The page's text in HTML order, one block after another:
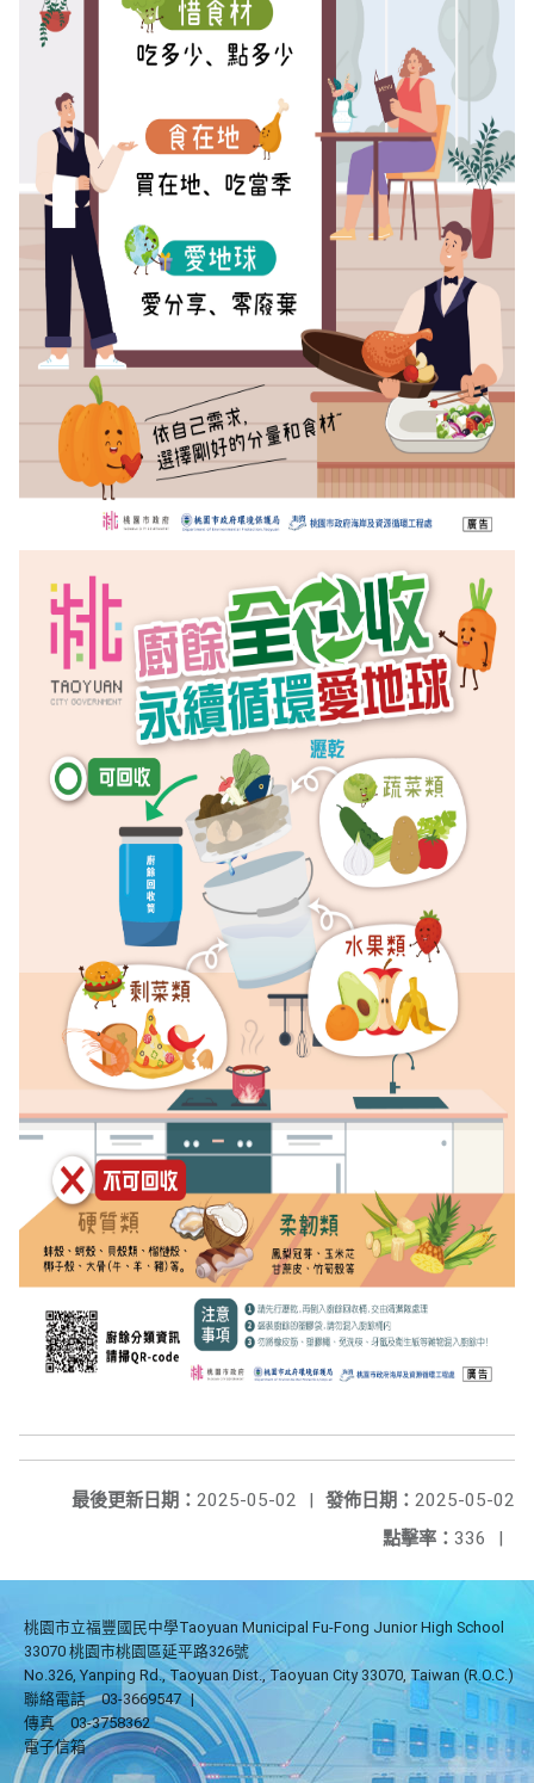
發佈日期： 2025-05-02
最後更新日期： 2025-05-02
|
點擊率： 336 |
桃園市立福豐國民中學Taoyuan Municipal Fu-Fong Junior High School
33070 桃園市桃園區延平路326號
No.326, Yanping Rd., Taoyuan Dist., Taoyuan City 33070, Taiwan (R.O.C.)
聯絡電話
03-3669547 |
傳真
03-3758362
電子信箱